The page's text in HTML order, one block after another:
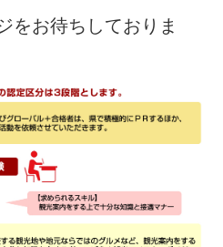
をお待ちしておりま